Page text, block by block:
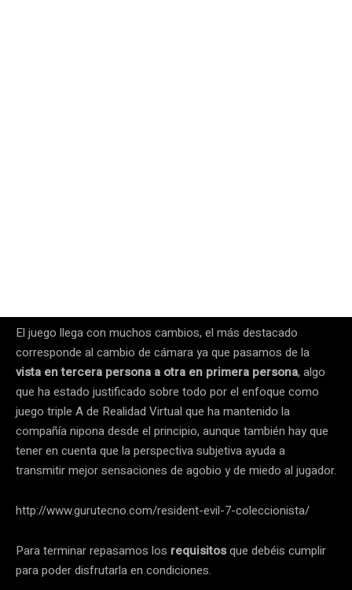
El juego llega con muchos cambios, el más destacado
corresponde al cambio de cámara ya que pasamos de la
vista en tercera persona a otra en primera persona, algo
que ha estado justificado sobre todo por el enfoque como
juego triple A de Realidad Virtual que ha mantenido la
compañía nipona desde el principio, aunque también hay que
tener en cuenta que la perspectiva subjetiva ayuda a
transmitir mejor sensaciones de agobio y de miedo al jugador.
http://www.gurutecno.com/resident-evil-7-coleccionista/
Para terminar repasamos los requisitosque debéis cumplir
para poder disfrutarla en condiciones.